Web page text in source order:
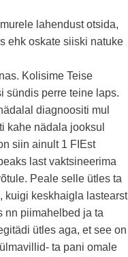
lahendust otsida,
ehk oskate siiski natuke
Kolisime Teise
sündis perre teine laps.
diagnoositi mul
kahe nädala jooksul
siin ainult 1 FIEst
last vaktsineerima
Peale selle ütles ta
kuigi keskhaigla lastearst
nn piimahelbed ja ta
ütles aga, et see on
ta pani omale